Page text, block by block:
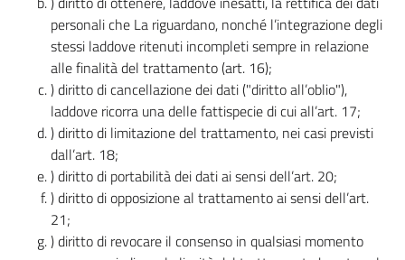
personali che La riguardano, nonché l’integrazione degli
stessi laddove ritenuti incompleti sempre in relazione
alle finalità del trattamento (art. 16);
) diritto di cancellazione dei dati ("diritto all’oblio"),
laddove ricorra una delle fattispecie di cui all’art. 17;
) diritto di limitazione del trattamento, nei casi previsti
dall’art. 18;
) diritto di portabilità dei dati ai sensi dell’art. 20;
) diritto di opposizione al trattamento ai sensi dell’art.
21;
) diritto di revocare il consenso in qualsiasi momento